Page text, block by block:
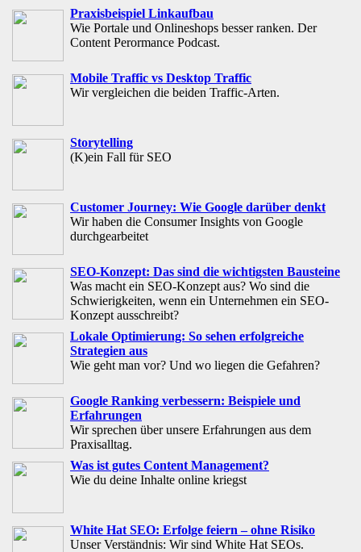
Praxisbeispiel Linkaufbau
Wie Portale und Onlineshops besser ranken. Der
Content Perormance Podcast.
Mobile Traffic vs Desktop Traffic
Wir vergleichen die beiden Traffic-Arten.
Storytelling
(K)ein Fall für SEO
Customer Journey: Wie Google darüber denkt
Wir haben die Consumer Insights von Google
durchgearbeitet
SEO-Konzept: Das sind die wichtigsten Bausteine
Was macht ein SEO-Konzept aus? Wo sind die
Schwierigkeiten, wenn ein Unternehmen ein SEO-
Konzept ausschreibt?
Lokale Optimierung: So sehen erfolgreiche
Strategien aus
Wie geht man vor? Und wo liegen die Gefahren?
Google Ranking verbessern: Beispiele und
Erfahrungen
Wir sprechen über unsere Erfahrungen aus dem
Praxisalltag.
Was ist gutes Content Management?
Wie du deine Inhalte online kriegst
White Hat SEO: Erfolge feiern – ohne Risiko
Unser Verständnis: Wir sind White Hat SEOs.